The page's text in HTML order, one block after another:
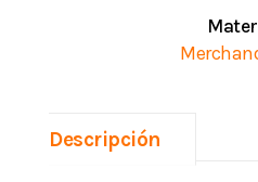
Descripción